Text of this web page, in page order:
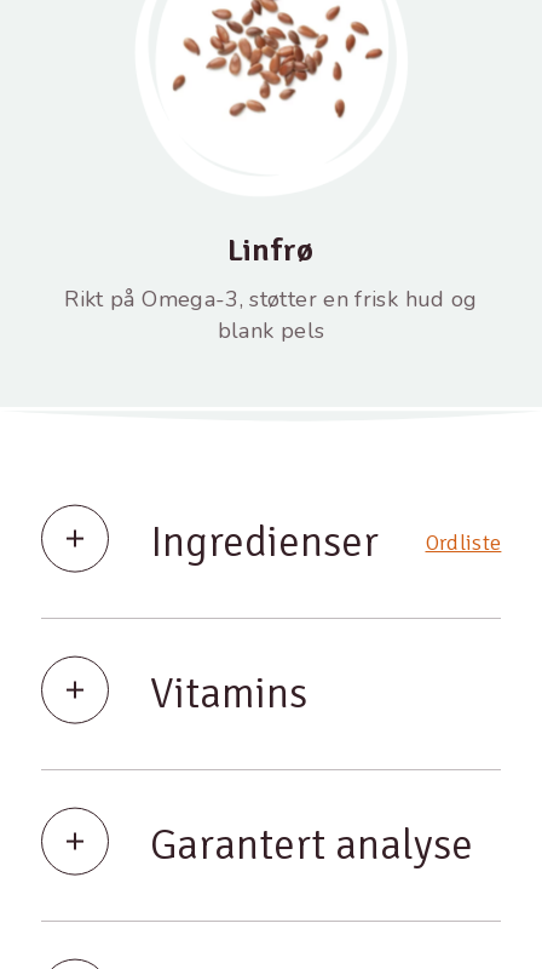
Linfrø
Rikt på Omega-3, støtter en frisk hud og
blank pels
Ingredienser Ordliste
Vitamins
Garantert analyse